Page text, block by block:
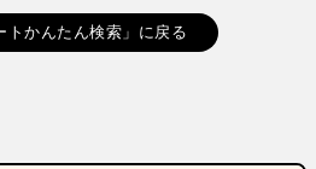
かんたん検索」に戻る